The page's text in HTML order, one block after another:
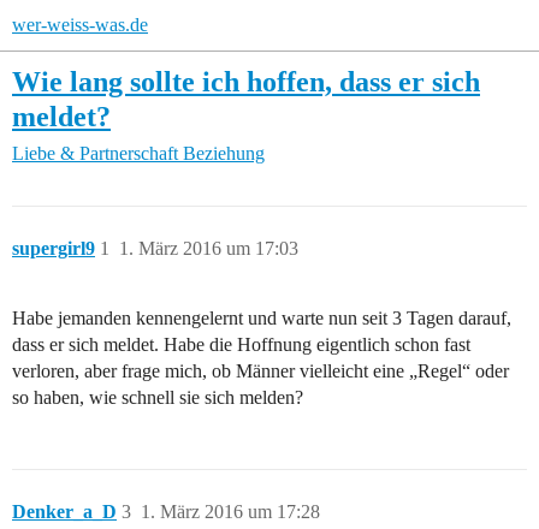
wer-weiss-was.de
Wie lang sollte ich hoffen, dass er sich
meldet?
Liebe & Partnerschaft Beziehung
supergirl9 1. März 2016 um 17:03
1
Habe jemanden kennengelernt und warte nun seit 3 Tagen darauf,
dass er sich meldet. Habe die Hoffnung eigentlich schon fast
verloren, aber frage mich, ob Männer vielleicht eine „Regel“ oder
so haben, wie schnell sie sich melden?
Denker_a_D 1. März 2016 um 17:28
3